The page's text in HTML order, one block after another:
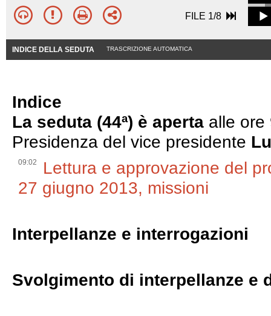
FILE 1/8
INDICE DELLA SEDUTA TRASCRIZIONE AUTOMATICA
Indice
La seduta (44ª) è aperta alle ore
Presidenza del vice presidente
09:02
Lettura e approvazione del
27 giugno 2013, missioni
Interpellanze e interrogazioni
Svolgimento di interpellanze e